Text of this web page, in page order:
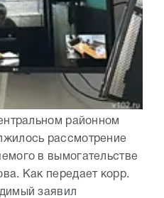
районном
рассмотрение
в вымогательстве
Как передает корр.
заявил